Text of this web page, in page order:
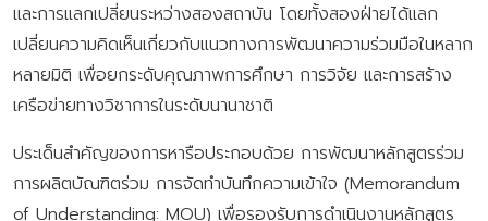
และการแลกเปลี่ยนระหว่างสองสถาบัน โดยทั้งสองฝ่ายได้แลก
เปลี่ยนความคิดเห็นเกี่ยวกับแนวทางการพัฒนาความร่วมมือในหลาก
หลายมิติ เพื่อยกระดับคุณภาพการศึกษา การวิจัย และการสร้าง
เครือข่ายทางวิชาการในระดับนานาชาติ
ประเด็นสำคัญของการหารือประกอบด้วย การพัฒนาหลักสูตรร่วม
การผลิตบัณฑิตร่วม การจัดทำบันทึกความเข้าใจ (Memorandum
of Understanding: MOU) เพื่อรองรับการดำเนินงานหลักสูตร